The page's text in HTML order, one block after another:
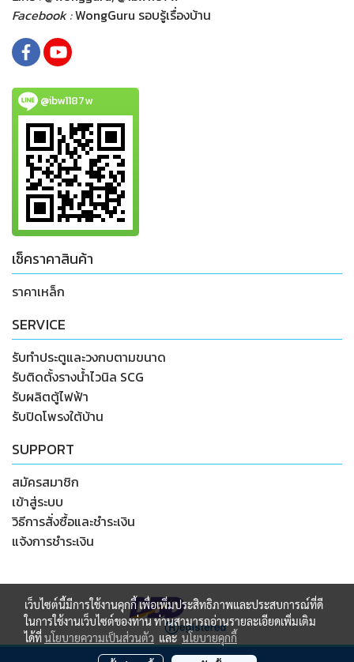
Facebook :WongGuru รอบรู้เรื่องบ้าน
@ibw1187w
เช็คราคาสินค้า
ราคาเหล็ก
SERVICE
รับทำประตูและวงกบตามขนาด
รับติดตั้งรางน้ำไวนิล SCG
รับผลิตตู้ไฟฟ้า
รับปิดโพรงใต้บ้าน
SUPPORT
สมัครสมาชิก
เข้าสู่ระบบ
วิธีการสั่งซื้อและชำระเงิน
แจ้งการชำระเงิน
เว็บไซต์นี้มีการใช้งานคุกกี้ เพื่อเพิ่มประสิทธิภาพและประสบการณ์ที่ดี
ในการใช้งานเว็บไซต์ของท่าน ท่านสามารถอ่านรายละเอียดเพิ่มเติม
ได้ที่นโยบายความเป็นส่วนตัว และ นโยบายคุกกี้